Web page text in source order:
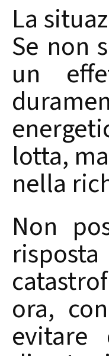
La
Se non
un
lotta,
nella
Non
ora,
evitare